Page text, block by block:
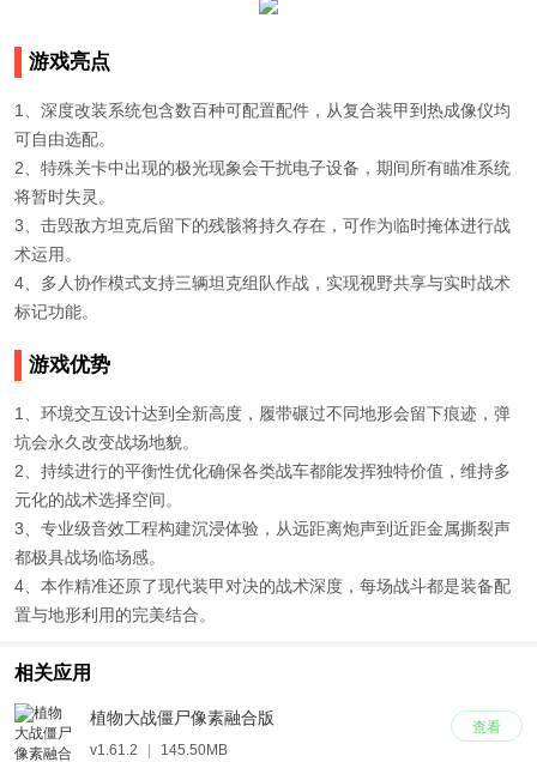
游戏亮点
1、深度改装系统包含数百种可配置配件，从复合装甲到热成像仪均
可自由选配。
2、特殊关卡中出现的极光现象会干扰电子设备，期间所有瞄准系统
将暂时失灵。
3、击毁敌方坦克后留下的残骸将持久存在，可作为临时掩体进行战
术运用。
4、多人协作模式支持三辆坦克组队作战，实现视野共享与实时战术
标记功能。
游戏优势
1、环境交互设计达到全新高度，履带碾过不同地形会留下痕迹，弹
坑会永久改变战场地貌。
2、持续进行的平衡性优化确保各类战车都能发挥独特价值，维持多
元化的战术选择空间。
3、专业级音效工程构建沉浸体验，从远距离炮声到近距金属撕裂声
都极具战场临场感。
4、本作精准还原了现代装甲对决的战术深度，每场战斗都是装备配
置与地形利用的完美结合。
相关应用
查看
植物大战僵尸像素融合版
v1.61.2 145.50MB